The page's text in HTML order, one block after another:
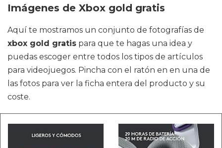
Imágenes de Xbox gold gratis
Aquí te mostramos un conjunto de fotografías de
xbox gold gratis para que te hagas una idea y
puedas escoger entre todos los tipos de artículos
para videojuegos. Pincha con el ratón en en una de
las fotos para ver la ficha entera del producto y su
coste.